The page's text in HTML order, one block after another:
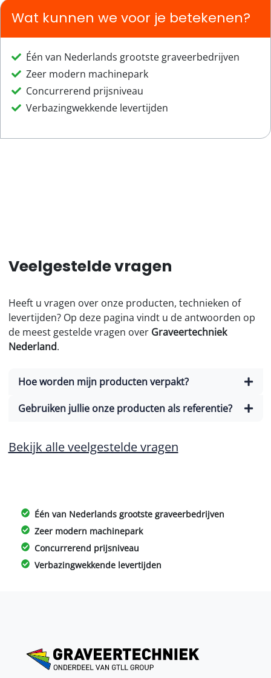
Wat kunnen we voor je betekenen?
Één van Nederlands grootste graveerbedrijven
Zeer modern machinepark
Concurrerend prijsniveau
Verbazingwekkende levertijden
Veelgestelde vragen
Heeft u vragen over onze producten, technieken of
levertijden? Op deze pagina vindt u de antwoorden op
de meest gestelde vragen over Graveertechniek
Nederland.
Hoe worden mijn producten verpakt?
Gebruiken jullie onze producten als referentie?
Bekijk alle veelgestelde vragen
Één van Nederlands grootste graveerbedrijven
Zeer modern machinepark
Concurrerend prijsniveau
Verbazingwekkende levertijden